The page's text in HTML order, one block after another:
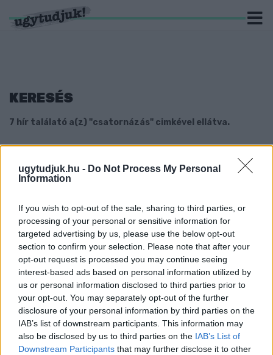
ugytudjuk.hu - Do Not Process My Personal
Information
If you wish to opt-out of the sale, sharing to third parties, or
processing of your personal or sensitive information for
targeted advertising by us, please use the below opt-out
section to confirm your selection. Please note that after your
opt-out request is processed you may continue seeing
interest-based ads based on personal information utilized by
us or personal information disclosed to third parties prior to
your opt-out. You may separately opt-out of the further
disclosure of your personal information by third parties on the
IAB’s list of downstream participants. This information may
also be disclosed by us to third parties on the IAB’s List of
Downstream Participants that may further disclose it to other
KERESÉS
7 hír találató a(z) "csatornázás" cimkével ellátva.
SEM KÉNE FIZETNI AZ ELKÉSZÜLT
CSATORNÁÉRT
A polgármester azt ígérte még a választási kampányban, hogy
olcsó lesz a rákötés, de azóta a Pannon-Víz százezreket követel
a lakóktól az elkészült csatornázásért. Aláírást gyűjtöttek a
győri városrész lakói.
AZ ÍGÉRTHEZ KÉPEST HÁROMSZOROS ÁRON
KÖTHETNÉNEK RÁ A SÁRÁSIAK AZ ÚJ
CSATORNÁRA
2022. június. 24. 06:15
Rögtönzött lakossági fórumot tartottak Győrben, Sárás
településrészen a helyiek, miután kiderült: Dézsi polgármester
kampányígéretéhez képest többszörös áron köthetik csak rá
ingatlanukat az elkészült gerincvezetékre.